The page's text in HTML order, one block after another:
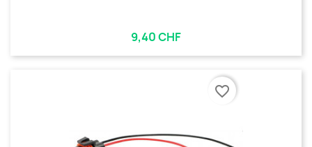
9,40 CHF
favorite_border